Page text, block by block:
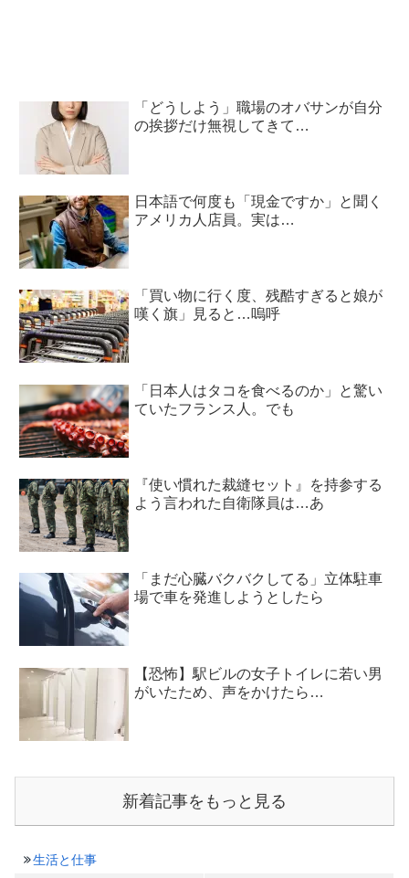
「どうしよう」職場のオバサンが自分
の挨拶だけ無視してきて…
日本語で何度も「現金ですか」と聞く
アメリカ人店員。実は…
「買い物に行く度、残酷すぎると娘が
嘆く旗」見ると…嗚呼
「日本人はタコを食べるのか」と驚い
ていたフランス人。でも
『使い慣れた裁縫セット』を持参する
よう言われた自衛隊員は…あ
「まだ心臓バクバクしてる」立体駐車
場で車を発進しようとしたら
【恐怖】駅ビルの女子トイレに若い男
がいたため、声をかけたら…
新着記事をもっと見る
生活と仕事